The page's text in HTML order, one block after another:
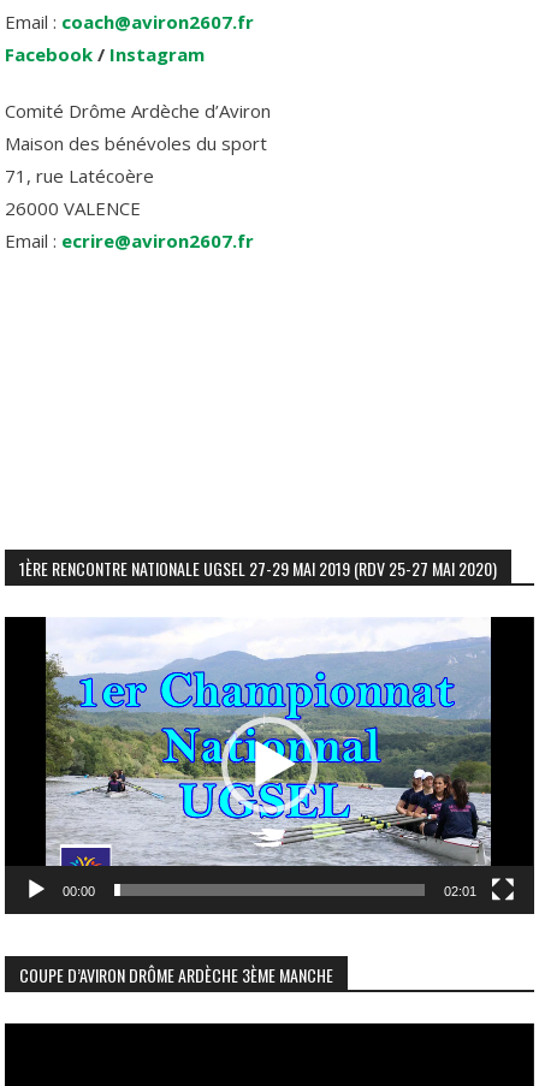
Email : coach@aviron2607.fr
Facebook / Instagram
Comité Drôme Ardèche d’Aviron
Maison des bénévoles du sport
71, rue Latécoère
26000 VALENCE
Email : ecrire@aviron2607.fr
1ÈRE RENCONTRE NATIONALE UGSEL 27-29 MAI 2019 (RDV 25-27 MAI 2020)
vidéo
00:00 02:01
COUPE D’AVIRON DRÔME ARDÈCHE 3ÈME MANCHE